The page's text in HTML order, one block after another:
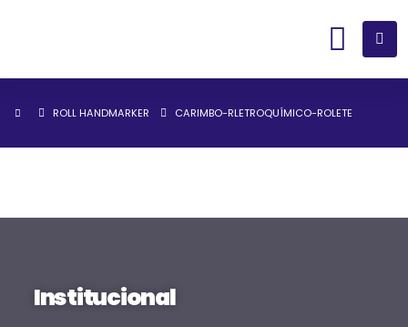
ROLL HANDMARKER CARIMBO-RLETROQUÍMICO-ROLETE
Institucional